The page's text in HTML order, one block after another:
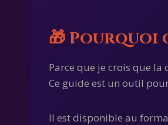
🎁 Pourquoi
Parce que je crois que la
Ce guide est un outil
Il est disponible au